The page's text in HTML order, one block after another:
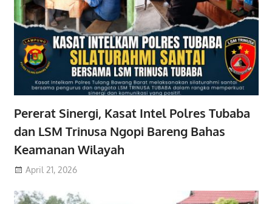
Pererat Sinergi, Kasat Intel Polres Tubaba
dan LSM Trinusa Ngopi Bareng Bahas
Keamanan Wilayah
April 21, 2026